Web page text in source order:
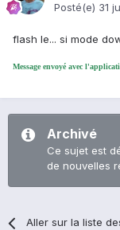
Posté(e) 31
flash le... si mode
Message envoyé avec
Archivé
Ce sujet est
de nouvelles
Aller sur la liste